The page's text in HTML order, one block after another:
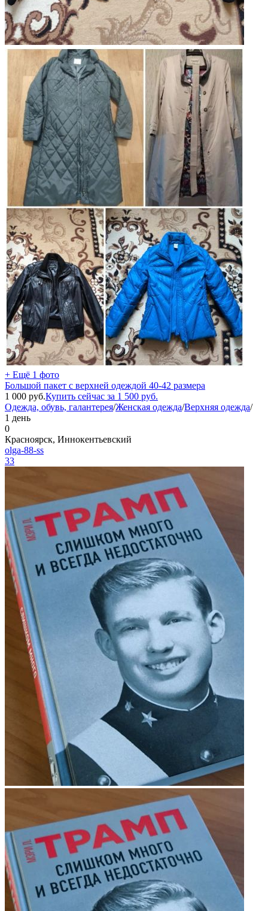
+ Ещё 1 фото
Большой пакет с верхней одеждой 40-42 размера
1 000 руб.Купить сейчас за 1 500 руб.
Одежда, обувь, галантерея/Женская одежда/Верхняя одежда/
1 день
0
Красноярск, Иннокентьевский
olga-88-ss
33